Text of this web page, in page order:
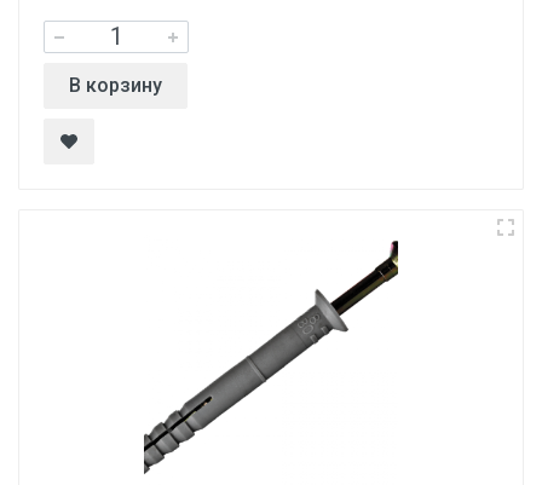
В корзину